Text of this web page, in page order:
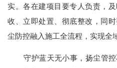
实。各在建项目要专人负责，
收、立即处置、彻底整改，同
尘防控融入施工全流程，实现全
守护蓝天无小事，扬尘管